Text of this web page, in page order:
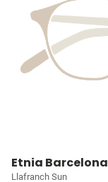
Etnia Barcelona
Llafranch Sun